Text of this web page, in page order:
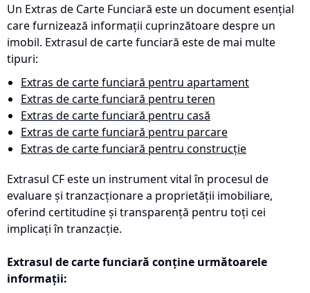
Un Extras de Carte Funciară este un document esențial
care furnizează informații cuprinzătoare despre un
imobil. Extrasul de carte funciară este de mai multe
tipuri:
Extras de carte funciară pentru apartament
Extras de carte funciară pentru teren
Extras de carte funciară pentru casă
Extras de carte funciară pentru parcare
Extras de carte funciară pentru construcție
Extrasul CF este un instrument vital în procesul de
evaluare și tranzacționare a proprietății imobiliare,
oferind certitudine și transparență pentru toți cei
implicați în tranzacție.
Extrasul de carte funciară conține următoarele
informații: